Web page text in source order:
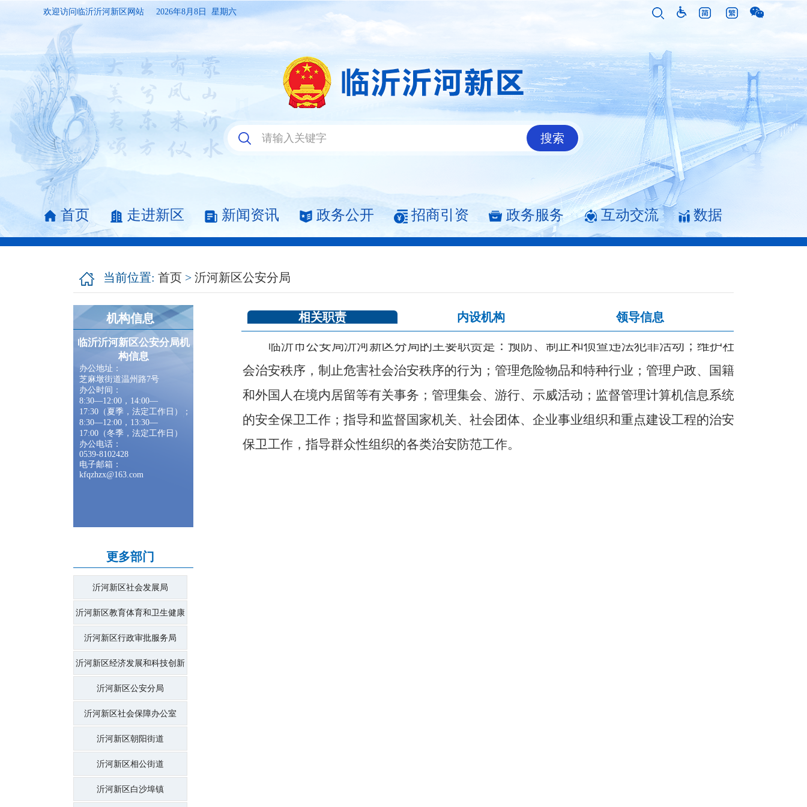
欢迎访问临沂沂河新区网站 2026年8月8日 星期六
首页 走进新区 新闻资讯 政务公开 招商引资 政务服务 互动交流 数据
当前位置: 首页 > 沂河新区公安分局
机构信息
临沂沂河新区公安分局机
构信息
办公地址：
芝麻墩街道温州路7号
办公时间：
8:30—12:00，14:00—
17:30（夏季，法定工作日）；
8:30—12:00，13:30—
17:00（冬季，法定工作日）
办公电话：
0539-8102428
电子邮箱：
kfqzhzx@163.com
更多部门
沂河新区社会发展局
沂河新区教育体育和卫生健康
局
沂河新区行政审批服务局
沂河新区经济发展和科技创新
局
沂河新区公安分局
沂河新区社会保障办公室
沂河新区朝阳街道
沂河新区相公街道
沂河新区白沙埠镇
相关职责 内设机构 领导信息
临沂市公安局沂河新区分局的主要职责是：预防、制止和侦查违法犯罪活动；维护社
会治安秩序，制止危害社会治安秩序的行为；管理危险物品和特种行业；管理户政、国籍
和外国人在境内居留等有关事务；管理集会、游行、示威活动；监督管理计算机信息系统
的安全保卫工作；指导和监督国家机关、社会团体、企业事业组织和重点建设工程的治安
保卫工作，指导群众性组织的各类治安防范工作。